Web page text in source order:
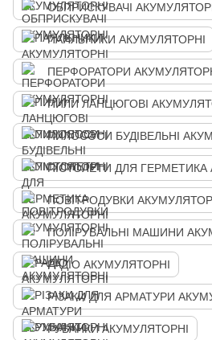
ОБПРИСКУВАЧІ
ПАЯЛЬНИКИ АКУМУЛЯТОРНІ
ПЕРФОРАТОРИ
ПИЛИ ЛАНЦЮГОВІ
ПИЛОСОСИ БУДІВЕЛЬНІ
ПІСТОЛЕТИ ДЛЯ ГЕРМЕТИКА
ПОВІТРОДУВКИ
ПОЛІРУВАЛЬНІ МАШИНИ
РАДІО АКУМУЛЯТОРНІ
РІЗАКИ ДЛЯ АРМАТУРИ
РУБАНКИ АКУМУЛЯТОРНІ